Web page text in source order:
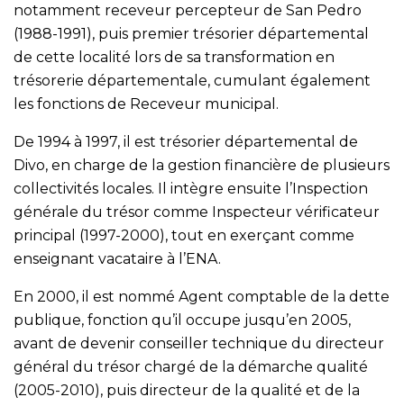
notamment receveur percepteur de San Pedro
(1988-1991), puis premier trésorier départemental
de cette localité lors de sa transformation en
trésorerie départementale, cumulant également
les fonctions de Receveur municipal.
De 1994 à 1997, il est trésorier départemental de
Divo, en charge de la gestion financière de plusieurs
collectivités locales. Il intègre ensuite l’Inspection
générale du trésor comme Inspecteur vérificateur
principal (1997-2000), tout en exerçant comme
enseignant vacataire à l’ENA.
En 2000, il est nommé Agent comptable de la dette
publique, fonction qu’il occupe jusqu’en 2005,
avant de devenir conseiller technique du directeur
général du trésor chargé de la démarche qualité
(2005-2010), puis directeur de la qualité et de la